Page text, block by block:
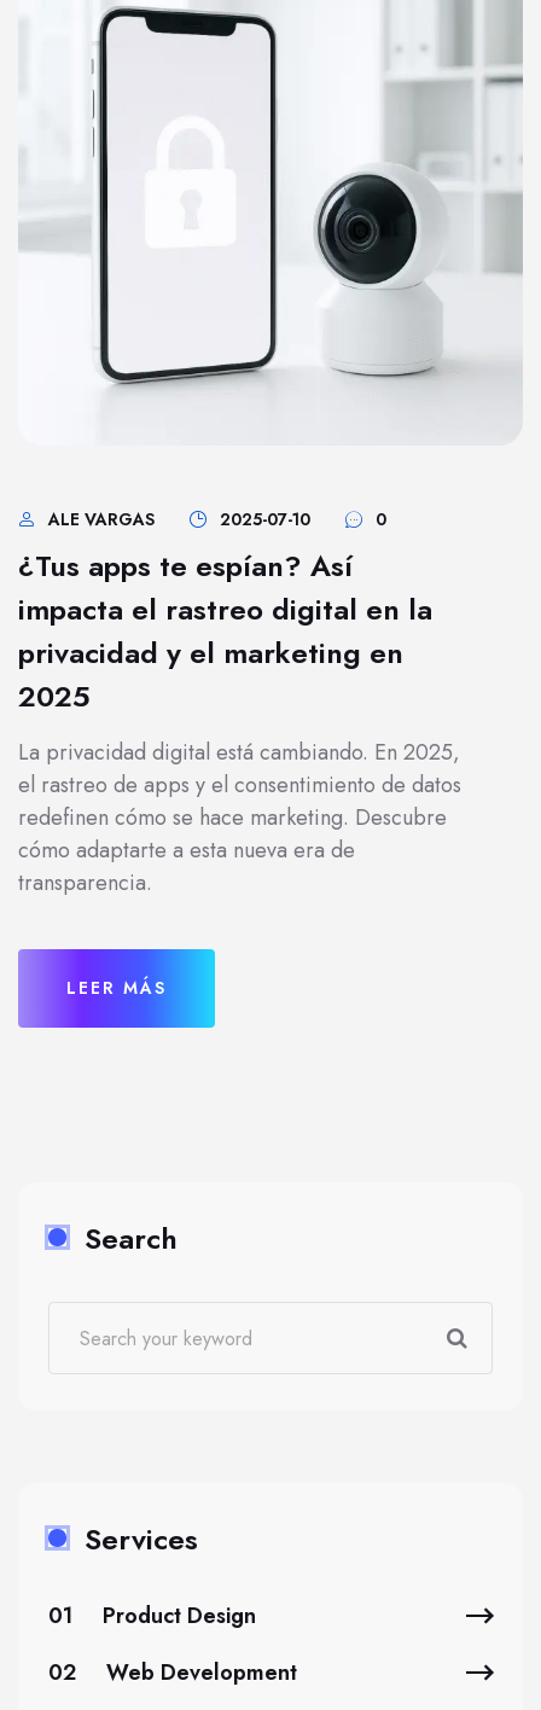
ALE VARGAS 2025-07-10 0
¿Tus apps te espían? Así
impacta el rastreo digital en la
privacidad y el marketing en
2025
La privacidad digital está cambiando. En 2025,
el rastreo de apps y el consentimiento de datos
redefinen cómo se hace marketing. Descubre
cómo adaptarte a esta nueva era de
transparencia.
LEER MÁS
Search
Services
01
Product Design
02
Web Development